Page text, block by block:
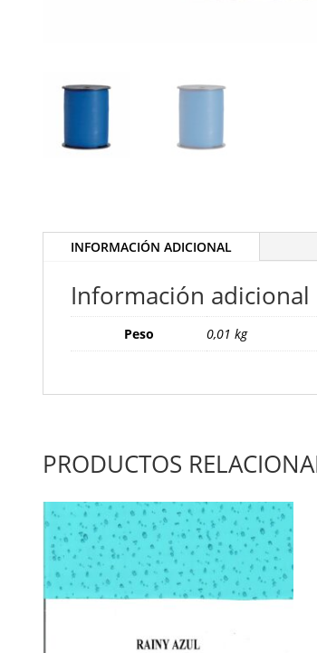
INFORMACIÓN ADICIONAL
Información adicional
Peso 0,01 kg
PRODUCTOS